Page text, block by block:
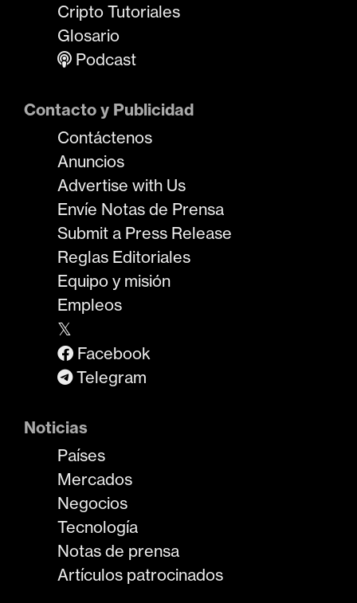
Cripto Tutoriales
Glosario
Podcast
Contacto y Publicidad
Contáctenos
Anuncios
Advertise with Us
Envíe Notas de Prensa
Submit a Press Release
Reglas Editoriales
Equipo y misión
Empleos
𝕏
Facebook
Telegram
Noticias
Países
Mercados
Negocios
Tecnología
Notas de prensa
Artículos patrocinados